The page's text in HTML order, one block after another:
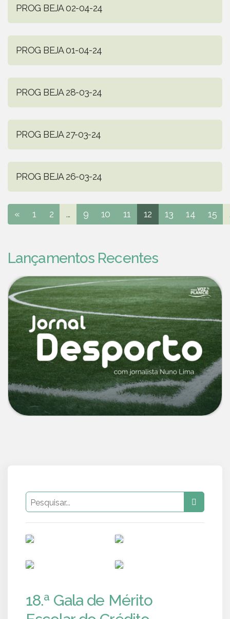
PROG BEJA 02-04-24
PROG BEJA 01-04-24
PROG BEJA 28-03-24
PROG BEJA 27-03-24
PROG BEJA 26-03-24
« 1 2 ... 9 10 11 12 13 14 15
Lançamentos Recentes
18.ª Gala de Mérito